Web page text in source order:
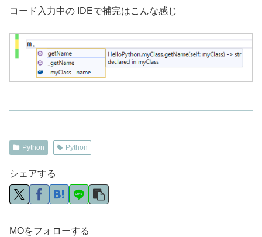
コード入力中の IDEで補完はこんな感じ
Python Python
シェアする
MOをフォローする